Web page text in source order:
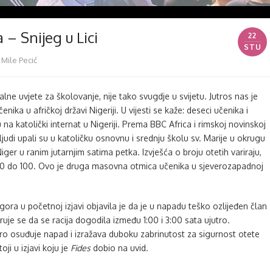
– Snijeg u Lici
22
STU
Mile Pecić
uvjete za školovanje, nije tako svugdje u svijetu. Jutros nas je
u afričkoj državi Nigeriji. U vijesti se kaže: deseci učenika i
katolički internat u Nigeriji. Prema BBC Africa i rimskoj novinskoj
upali su u katoličku osnovnu i srednju školu sv. Marije u okrugu
u ranim jutarnjim satima petka. Izvješća o broju otetih variraju,
do 100. Ovo je druga masovna otmica učenika u sjeverozapadnoj
u početnoj izjavi objavila je da je u napadu teško ozlijeđen član
se da se racija dogodila između 1:00 i 3:00 sata ujutro.
osuđuje napad i izražava duboku zabrinutost za sigurnost otete
u izjavi koju je Fides dobio na uvid.